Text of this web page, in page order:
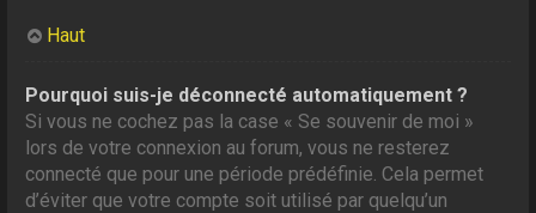
Haut
Pourquoi suis-je déconnecté automatiquement ?
Si vous ne cochez pas la case « Se souvenir de moi »
lors de votre connexion au forum, vous ne resterez
connecté que pour une période prédéfinie. Cela permet
d’éviter que votre compte soit utilisé par quelqu’un